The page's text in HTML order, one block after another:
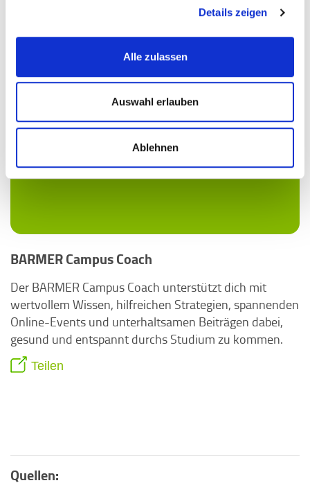
Details zeigen
Alle zulassen
Auswahl erlauben
Ablehnen
BARMER Campus Coach
Der BARMER Campus Coach unterstützt dich mit
wertvollem Wissen, hilfreichen Strategien, spannenden
Online-Events und unterhaltsamen Beiträgen dabei,
gesund und entspannt durchs Studium zu kommen.
Teilen
Quellen: